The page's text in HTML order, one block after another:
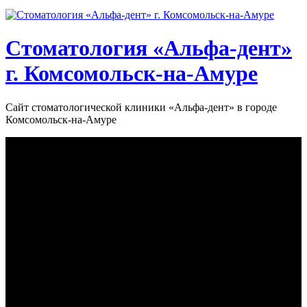
Стоматология «‎Альфа-дент»‎
г. Комсомольск-на-Амуре
Сайт стоматологической клиники «‎Альфа-дент» в городе
Комсомольск-на-Амуре